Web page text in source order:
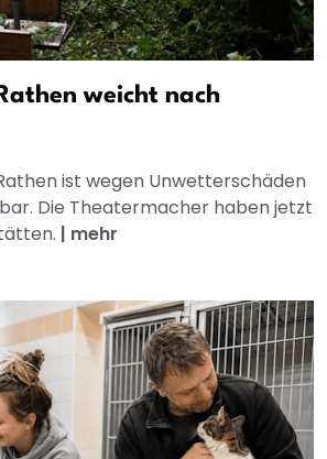
weicht nach
ist wegen Unwetterschäden
Die Theatermacher haben jetzt
| mehr